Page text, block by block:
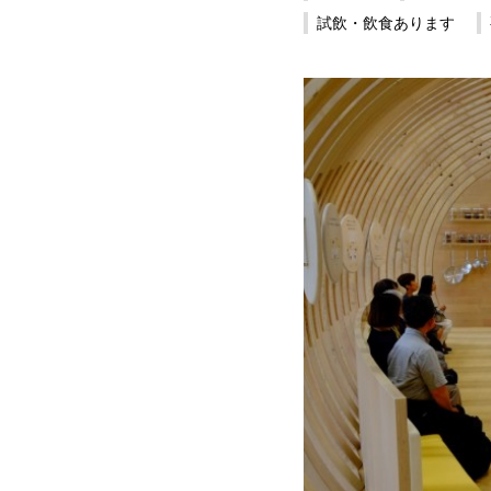
試飲・飲食あります